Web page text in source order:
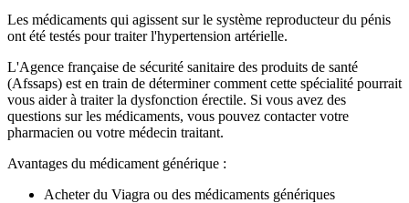
Les médicaments qui agissent sur le système reproducteur du pénis
ont été testés pour traiter l'hypertension artérielle.
L'Agence française de sécurité sanitaire des produits de santé
(Afssaps) est en train de déterminer comment cette spécialité pourrait
vous aider à traiter la dysfonction érectile. Si vous avez des
questions sur les médicaments, vous pouvez contacter votre
pharmacien ou votre médecin traitant.
Avantages du médicament générique :
Acheter du Viagra ou des médicaments génériques